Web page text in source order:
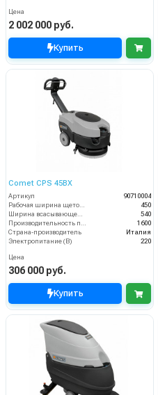
Цена
2 002 000 руб.
Купить
Comet CPS 45BX
Артикул
90710004
Рабочая ширина щеток (мм)
450
Ширина всасывающей балки (мм)
540
Производительность по площади (м2/ч)
1600
Страна-производитель
Италия
Электропитание (В)
220
Цена
306 000 руб.
Купить